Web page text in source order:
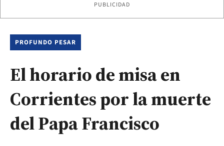
PUBLICIDAD
PROFUNDO PESAR
El horario de misa en
Corrientes por la muerte
del Papa Francisco